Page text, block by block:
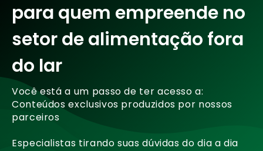
para quem empreende no
setor de alimentação fora
do lar
Você está a um passo de ter acesso a:
Conteúdos exclusivos produzidos por nossos
parceiros
Especialistas tirando suas dúvidas do dia a dia